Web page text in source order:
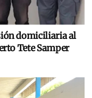
domiciliaria al
Tete Samper